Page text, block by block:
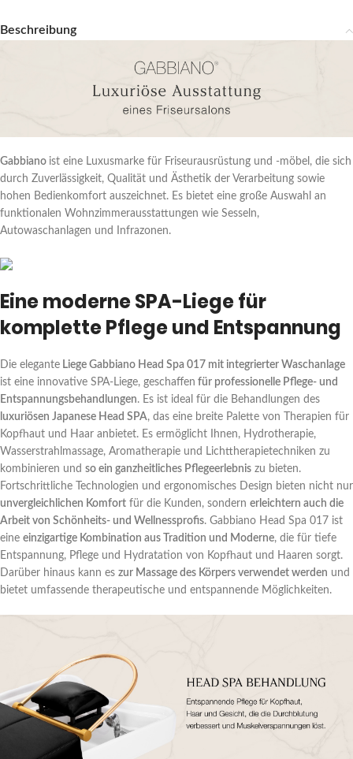
Beschreibung
Gabbiano ist eine Luxusmarke für Friseurausrüstung und -möbel, die sich
durch Zuverlässigkeit, Qualität und Ästhetik der Verarbeitung sowie
hohen Bedienkomfort auszeichnet. Es bietet eine große Auswahl an
funktionalen Wohnzimmerausstattungen wie Sesseln,
Autowaschanlagen und Infrazonen.
Eine moderne SPA-Liege für
komplette Pflege und Entspannung
Die elegante Liege Gabbiano Head Spa 017 mit integrierter Waschanlage
ist eine innovative SPA-Liege, geschaffen für professionelle Pflege- und
Entspannungsbehandlungen. Es ist ideal für die Behandlungen des
luxuriösen Japanese Head SPA, das eine breite Palette von Therapien für
Kopfhaut und Haar anbietet. Es ermöglicht Ihnen, Hydrotherapie,
Wasserstrahlmassage, Aromatherapie und Lichttherapietechniken zu
kombinieren und so ein ganzheitliches Pflegeerlebnis zu bieten.
Fortschrittliche Technologien und ergonomisches Design bieten nicht nur
unvergleichlichen Komfort für die Kunden, sondern erleichtern auch die
Arbeit von Schönheits- und Wellnessprofis. Gabbiano Head Spa 017 ist
eine einzigartige Kombination aus Tradition und Moderne, die für tiefe
Entspannung, Pflege und Hydratation von Kopfhaut und Haaren sorgt.
Darüber hinaus kann es zur Massage des Körpers verwendet werden und
bietet umfassende therapeutische und entspannende Möglichkeiten.